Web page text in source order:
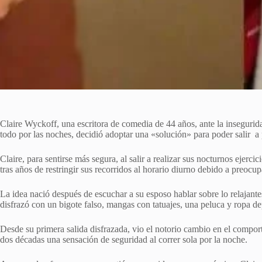
Claire Wyckoff, una escritora de comedia de 44 años, ante la
todo por las noches, decidió adoptar una «solución» para poder salir
Claire, para sentirse más segura, al salir a realizar sus nocturnos
tras años de restringir sus recorridos al horario diurno debido a
La idea nació después de escuchar a su esposo hablar sobre lo
disfrazó con un bigote falso, mangas con tatuajes, una peluca y ropa
Desde su primera salida disfrazada, vio el notorio cambio en el
dos décadas una sensación de seguridad al correr sola por la noche.